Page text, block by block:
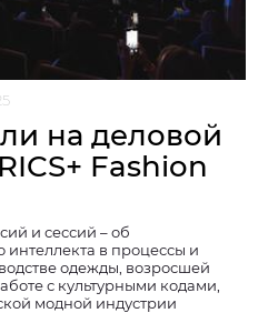
на деловой
Fashion
и сессий – об
интеллекта в процессы и
одежды, возросшей
с культурными кодами,
модной индустрии